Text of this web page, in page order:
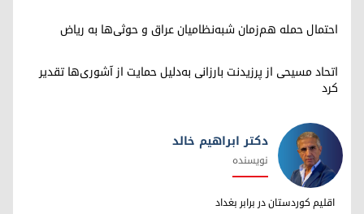
احتمال حمله هم‌زمان شبه‌نظامیان عراق و حوثی‌ها به ریاض
اتحاد مسیحی از پرزیدنت بارزانی به‌دلیل حمایت از آشوری‌ها تقدیر
کرد
دکتر ابراهیم خالد
دکتر ابراهیم خالد
نویسنده
اقلیم کوردستان در برابر بغداد